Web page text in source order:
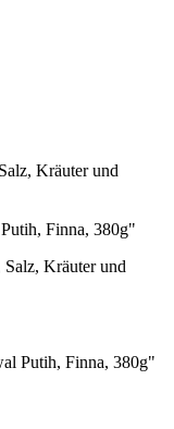
Kräuter und
Finna, 380g"
Kräuter und
Putih, Finna, 380g"